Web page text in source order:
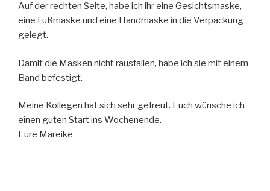
Auf der rechten Seite, habe ich ihr eine Gesichtsmaske,
eine Fußmaske und eine Handmaske in die Verpackung
gelegt.
Damit die Masken nicht rausfallen, habe ich sie mit einem
Band befestigt.
Meine Kollegen hat sich sehr gefreut. Euch wünsche ich
einen guten Start ins Wochenende.
Eure Mareike